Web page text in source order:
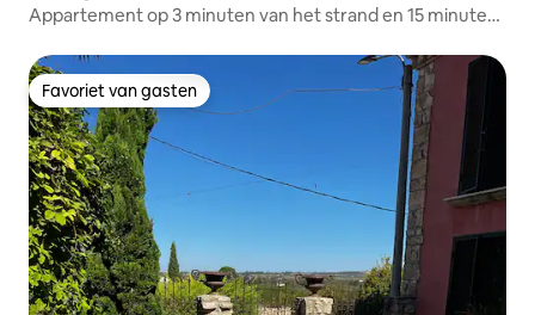
Appartement op 3 minuten van het strand en 15 minuten
Favoriet van gasten
Favoriet van gasten